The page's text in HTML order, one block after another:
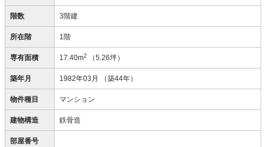
階数 3階建
所在階 1階
専有面積 17.40m2 （5.26坪）
築年月 1982年03月 （築44年）
物件種目 マンション
建物構造 鉄骨造
部屋番号